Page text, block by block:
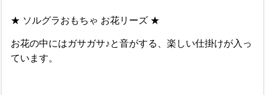
★ ソルグラおもちゃ お花リーズ ★
お花の中にはガサガサ♪と音がする、楽しい仕掛けが入っ
ています。